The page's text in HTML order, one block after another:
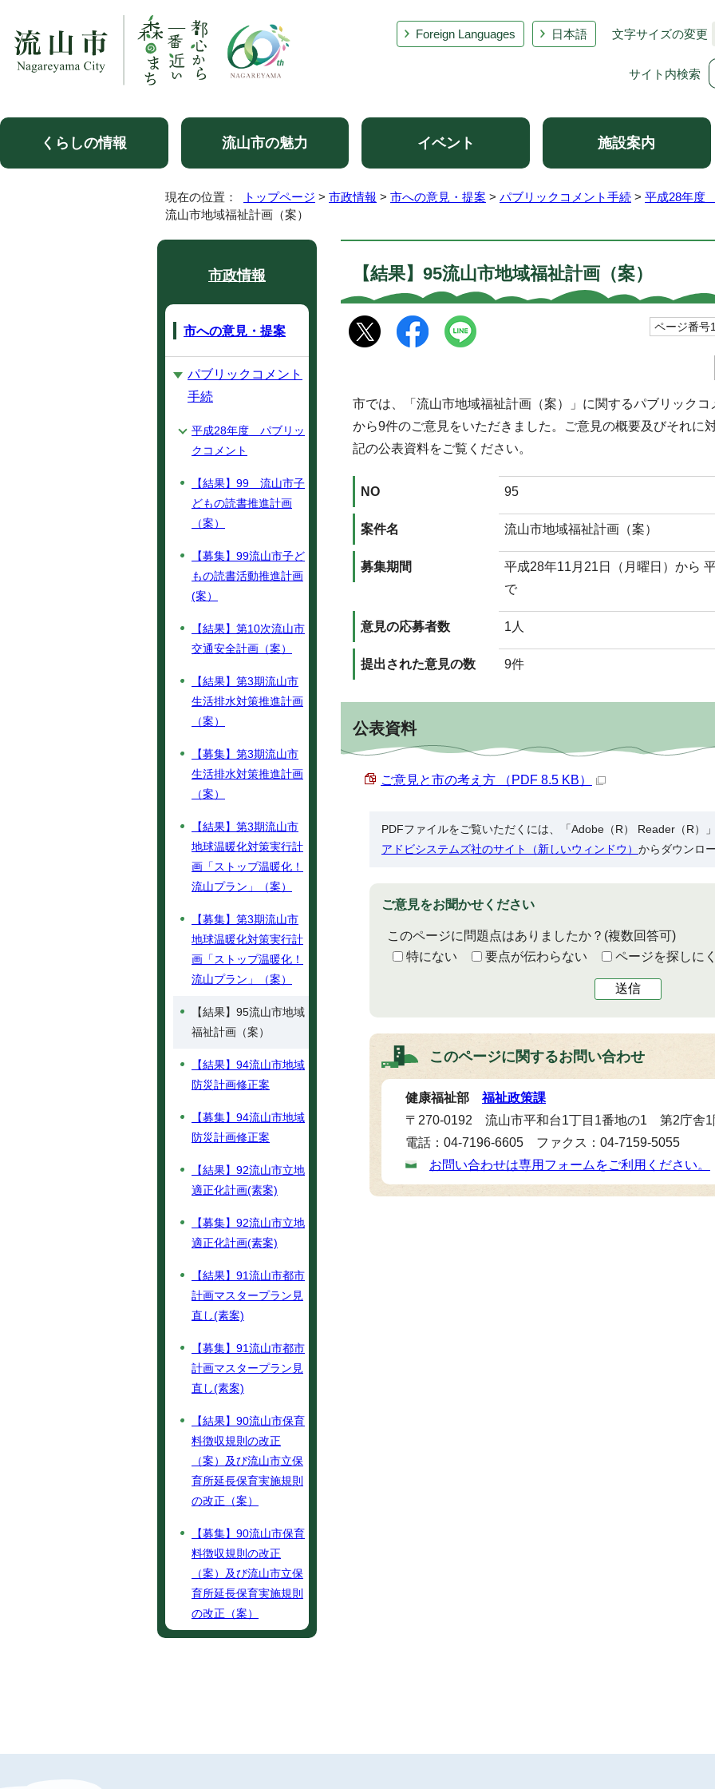
Foreign Languages 日本語 文字サイズの変更
サイト内検索
くらしの情報 流山市の魅力 イベント 施設案内
現在の位置： トップページ > 市政情報 > 市への意見・提案 > パブリックコメント手続 > 平成28年度
流山市地域福祉計画（案）
【結果】95流山市地域福祉計画（案）
ページ番号
市では、「流山市地域福祉計画（案）」に関するパブリック
から9件のご意見をいただきました。ご意見の概要及びそれに
記の公表資料をご覧ください。
NO 95
案件名 流山市地域福祉計画（案）
募集期間
平成28年11月21日（月曜日）から
で
意見の応募者数 1人
提出された意見の数 9件
公表資料
ご意見と市の考え方 （PDF 8.5 KB）
PDFファイルをご覧いただくには、「Adobe（R） Reader（R）
アドビシステムズ社のサイト（新しいウィンドウ） からダウンロ
ご意見をお聞かせください
このページに問題点はありましたか？ (複数回答可)
特にない
要点が伝わらない ページを探しに
送信
このページに関するお問い合わせ
健康福祉部福祉政策課
〒270-0192 流山市平和台1丁目1番地の1 第2庁舎1
電話：04-7196-6605 ファクス：04-7159-5055
お問い合わせは専用フォームをご利用ください。
市政情報
市への意見・提案
パブリックコメント
手続
平成28年度 パブリッ
クコメント
【結果】99 流山市子
どもの読書推進計画
（案）
【募集】99流山市子ど
もの読書活動推進計画
(案）
【結果】第10次流山市
交通安全計画（案）
【結果】第3期流山市
生活排水対策推進計画
（案）
【募集】第3期流山市
生活排水対策推進計画
（案）
【結果】第3期流山市
地球温暖化対策実行計
画「ストップ温暖化！
流山プラン」（案）
【募集】第3期流山市
地球温暖化対策実行計
画「ストップ温暖化！
流山プラン」（案）
【結果】95流山市地域
福祉計画（案）
【結果】94流山市地域
防災計画修正案
【募集】94流山市地域
防災計画修正案
【結果】92流山市立地
適正化計画(素案)
【募集】92流山市立地
適正化計画(素案)
【結果】91流山市都市
計画マスタープラン見
直し(素案)
【募集】91流山市都市
計画マスタープラン見
直し(素案)
【結果】90流山市保育
料徴収規則の改正
（案）及び流山市立保
育所延長保育実施規則
の改正（案）
【募集】90流山市保育
料徴収規則の改正
（案）及び流山市立保
育所延長保育実施規則
の改正（案）